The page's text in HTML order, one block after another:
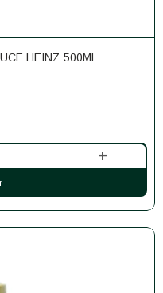
HEINZ 500ML
+